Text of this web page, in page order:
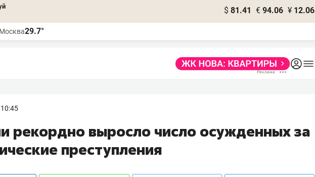
$ 81.41 € 94.06 ¥ 12.06
Москва29.7°
рекордно выросло число осужденных за
преступления